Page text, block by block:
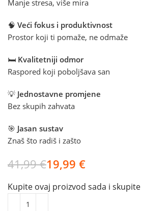
Manje stresa, više mira
🧠 Veći fokus i produktivnost
Prostor koji ti pomaže, ne odmaže
🛏️ Kvalitetniji odmor
Raspored koji poboljšava san
💡 Jednostavne promjene
Bez skupih zahvata
🎯 Jasan sustav
Znaš što radiš i zašto
41,99€19,99 €
Kupite ovaj proizvod sada i skupite